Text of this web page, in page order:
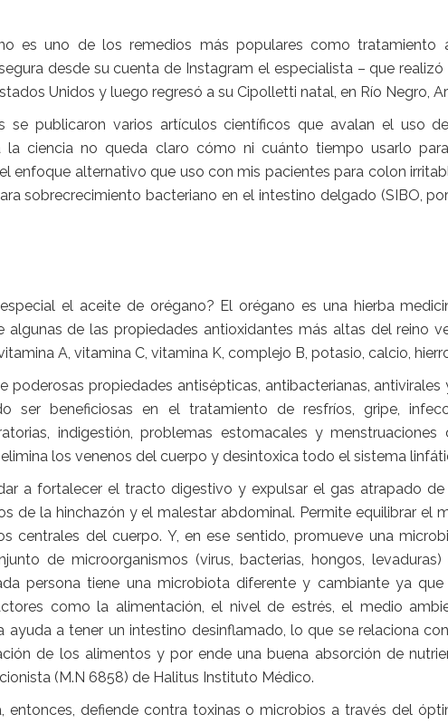
es uno de los remedios más popularescomo tratamiento
desde su cuenta de Instagram el especialista – que
Unidos y luego regresó a su Cipolletti natal, en Río Negro,
se publicaron varios artículos científicos que avalan el uso
la ciencia no queda claro cómo ni cuánto tiempo usarlo
enfoque alternativo que uso con mis pacientes para colon
sobrecrecimiento bacteriano en el intestino delgado (SIBO,
el aceite de orégano? Elorégano es una hierba
algunas de laspropiedades antioxidantes más altas del reino
A, vitamina C, vitamina K, complejo B, potasio, calcio,
poderosas propiedades antisépticas, antibacterianas, antivirales
ser beneficiosas en el tratamiento de resfríos, gripe,
indigestión, problemas estomacales y menstruaciones
los venenos del cuerpo y desintoxica todo el sistema
a fortalecer el tracto digestivo y expulsar el gas atrapado
de la hinchazón y el malestar abdominal. Permite equilibrar el
centrales del cuerpo. Y, en ese sentido, promueve una
de microorganismos (virus, bacterias, hongos,
persona tiene una microbiota diferente y cambiante ya que
como la alimentación, el nivel de estrés, el medio
ayuda a tener un intestino desinflamado, lo que se relaciona
de los alimentos y por ende una buena absorción de
(M.N 6858) de Halitus Instituto Médico.
entonces, defiende contra toxinas o microbios a través del